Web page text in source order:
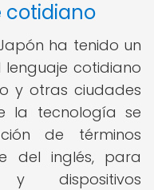
cotidiano
ha tenido un
cotidiano
y otras ciudades
la tecnología se
de términos
del inglés, para
y dispositivos